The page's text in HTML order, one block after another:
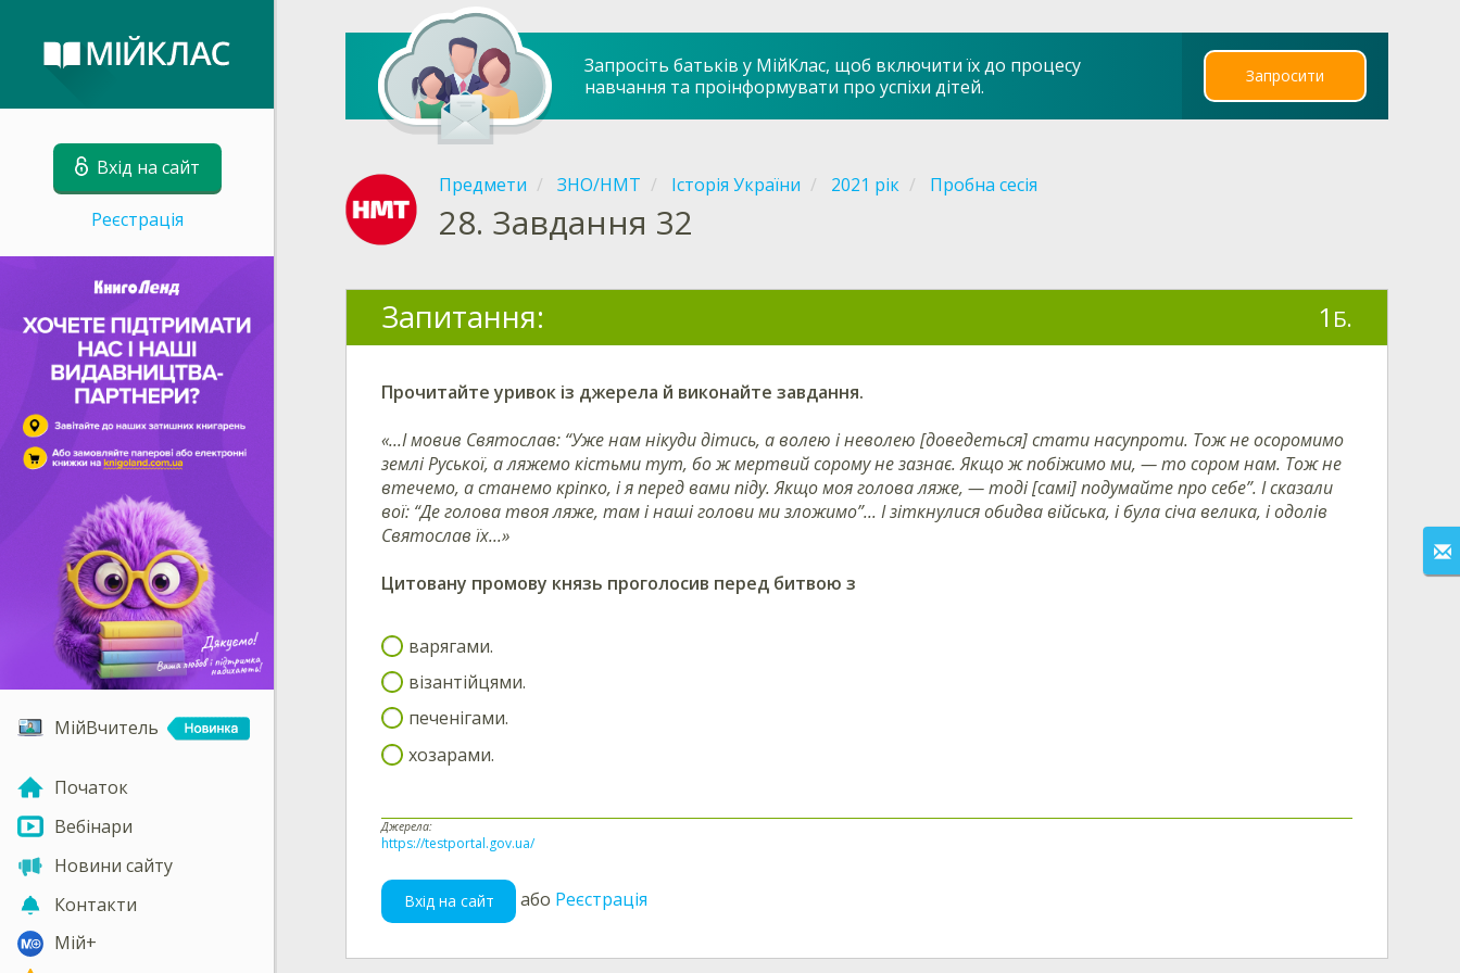
Вхід на сайт
Реєстрація
МійВчитель
Початок
Вебінари
Новини сайту
Контакти
Мій+
Запросіть батьків у МійКлас, щоб включити їх до процесу
навчання та проінформувати про успіхи дітей.
Запросити
Предмети ЗНО/НМТ Історія України 2021 рік Пробна сесія
28. Завдання 32
Запитання: 1 Б.
Прочитайте уривок із джерела й виконайте завдання.
«...І мовив Святослав: “Уже нам нікуди дітись, а волею і неволею [доведеться] стати насупроти. Тож не осоромимо
землі Руської, а ляжемо кістьми тут, бо ж мертвий сорому не зазнає. Якщо ж побіжимо ми, — то сором нам. Тож не
втечемо, а станемо кріпко, і я перед вами піду. Якщо моя голова ляже, — тоді [самі] подумайте про себе”. І сказали
вої: “Де голова твоя ляже, там і наші голови ми зложимо”... І зіткнулися обидва війська, і була січа велика, і одолів
Святослав їх...»
Цитовану промову князь проголосив перед битвою з
варягами.
візантійцями.
печенігами.
хозарами.
Джерела:
https://testportal.gov.ua/
Вхід на сайт або Реєстрація